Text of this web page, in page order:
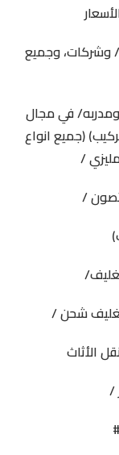
وجميع
في مجال
(جميع انواع
/
/
شحن /